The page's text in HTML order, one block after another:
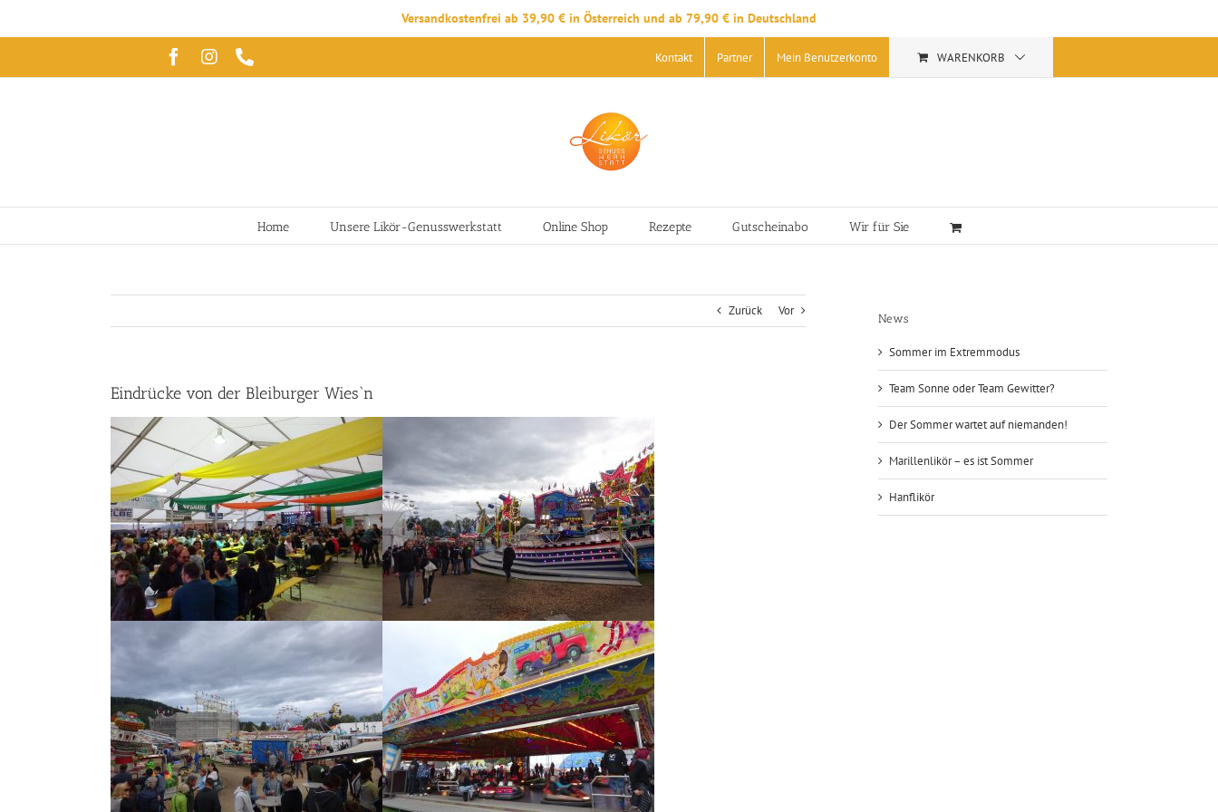
Versandkostenfrei ab 39,90 € in Österreich und ab 79,90 € in Deutschland
springen
Facebook
Instagram Kontakt Partner Mein Benutzerkonto WARENKORB
Home Unsere Likör-Genusswerkstatt Online Shop Rezepte Gutscheinabo Wir für Sie
Zurück Vor
Eindrücke von der Bleiburger Wies`n
News
Sommer im Extremmodus
Team Sonne oder Team Gewitter?
Der Sommer wartet auf niemanden!
Marillenlikör – es ist Sommer
Hanflikör